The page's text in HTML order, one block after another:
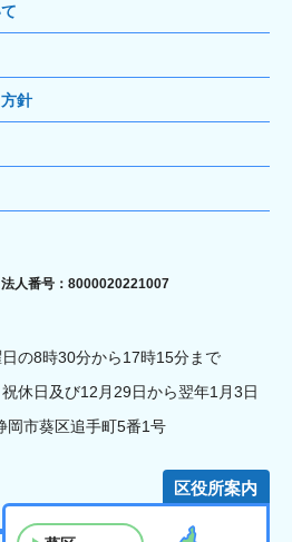
針
岡市
法人番号：8000020221007
の8時30分から17時15分まで
休日及び12月29日から翌年1月3日
市葵区追手町5番1号
区役所案内